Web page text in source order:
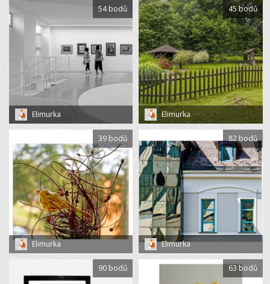
Elimurka
54 bodů
Elimurka
45 bodů
Elimurka
39 bodů
Elimurka
82 bodů
90 bodů 63 bodů